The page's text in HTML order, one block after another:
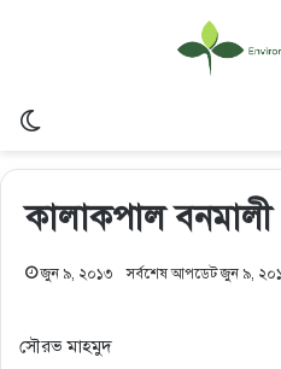
কালাকপাল বনমালী
জুন ৯, ২০১৩ সর্বশেষ আপডেট জুন ৯,
সৌরভ মাহমুদ